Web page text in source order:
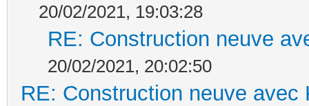
20/02/2021, 19:03:28
RE: Construction neuve
20/02/2021, 20:02:50
RE: Construction neuve avec